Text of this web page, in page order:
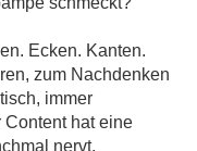
Ecken. Kanten.
zum Nachdenken
immer
Content hat eine
nervt.